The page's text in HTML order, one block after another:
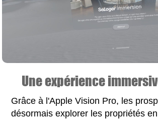
Une expérience
Grâce à l'Apple Vision Pro, les
désormais explorer les propriétés